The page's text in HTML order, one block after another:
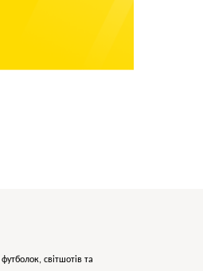
футболок, світшотів та